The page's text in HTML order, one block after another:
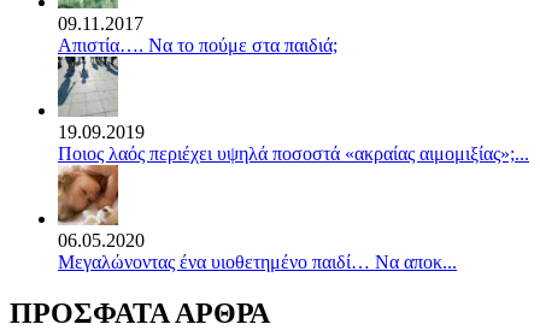
09.11.2017
Απιστία…. Να το πούμε στα παιδιά;
19.09.2019
Ποιος λαός περιέχει υψηλά ποσοστά «ακραίας αιμομιξίας»;...
06.05.2020
Mεγαλώνοντας ένα υιοθετημένο παιδί… Να αποκ...
ΠΡΟΣΦΑΤΑ ΑΡΘΡΑ